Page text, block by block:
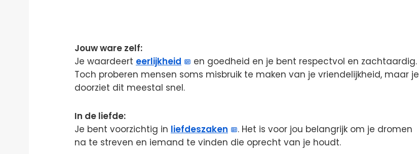
Jouw ware zelf:
Je waardeert eerlijkheid
en goedheid en je bent respectvol en zachtaardig.
Toch proberen mensen soms misbruik te maken van je vriendelijkheid, maar je
doorziet dit meestal snel.
In de liefde:
Je bent voorzichtig in liefdeszaken
. Het is voor jou belangrijk om je dromen
na te streven en iemand te vinden die oprecht van je houdt.